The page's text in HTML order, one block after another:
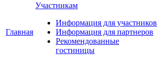
Главная
Участникам
Информация для участников
Информация для партнеров
Рекомендованные
гостиницы